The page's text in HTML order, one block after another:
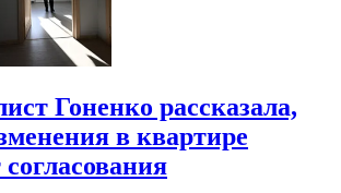
Гоненко рассказала,
в квартире